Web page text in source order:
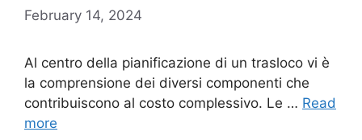
February 14, 2024
Al centro della pianificazione di un trasloco vi è
la comprensione dei diversi componenti che
contribuiscono al costo complessivo. Le … Read
more